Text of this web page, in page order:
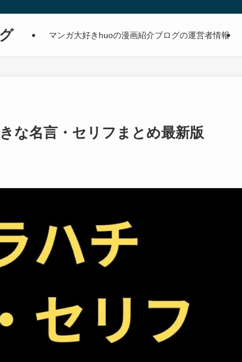
マンガ大好きhuoの漫画紹介ブログの運営者情報
な名言・セリフまとめ最新版